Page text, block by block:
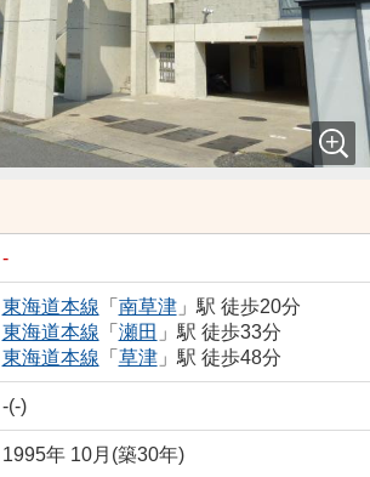
-
東海道本線 「 南草津」駅 徒歩20分
東海道本線 「 瀬田 」駅 徒歩33分
東海道本線 「 草津」駅 徒歩48分
-(-)
1995年 10月(築30年)